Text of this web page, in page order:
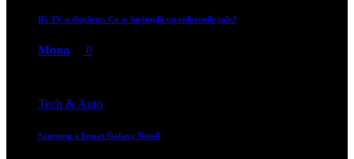
IG TV a dispărut. Ce se întâmplă cu videourile tale?
Mona 0
Tech & Auto
Samsung a lansat Galaxy Note8